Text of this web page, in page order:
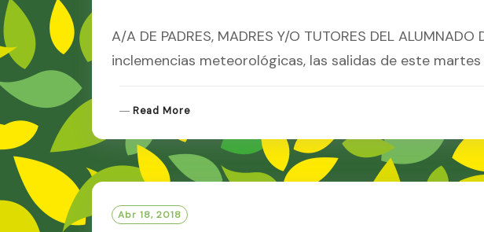
A/A DE PADRES, MADRES Y/O TUTORES DEL
inclemencias meteorológicas, las salidas de este
Read MoreR
M
Abr 18, 2018